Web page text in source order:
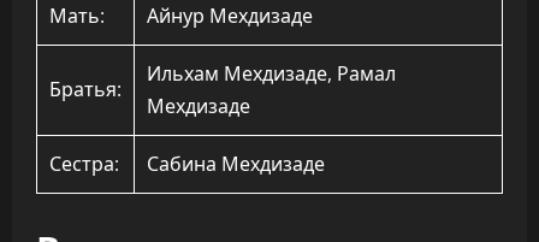
Мать: Айнур Мехдизаде
Братья:
Ильхам Мехдизаде, Рамал
Мехдизаде
Сестра: Сабина Мехдизаде